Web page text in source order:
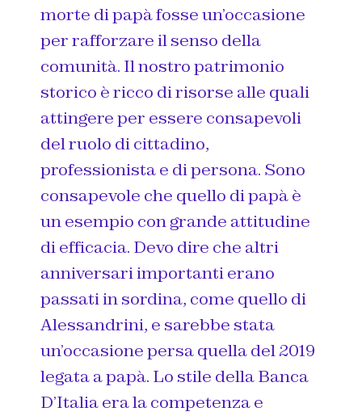
morte di papà fosse un’occasione
per rafforzare il senso della
comunità. Il nostro patrimonio
storico è ricco di risorse alle quali
attingere per essere consapevoli
del ruolo di cittadino,
professionista e di persona. Sono
consapevole che quello di papà è
un esempio con grande attitudine
di efficacia. Devo dire che altri
anniversari importanti erano
passati in sordina, come quello di
Alessandrini, e sarebbe stata
un’occasione persa quella del 2019
legata a papà. Lo stile della Banca
D’Italia era la competenza e